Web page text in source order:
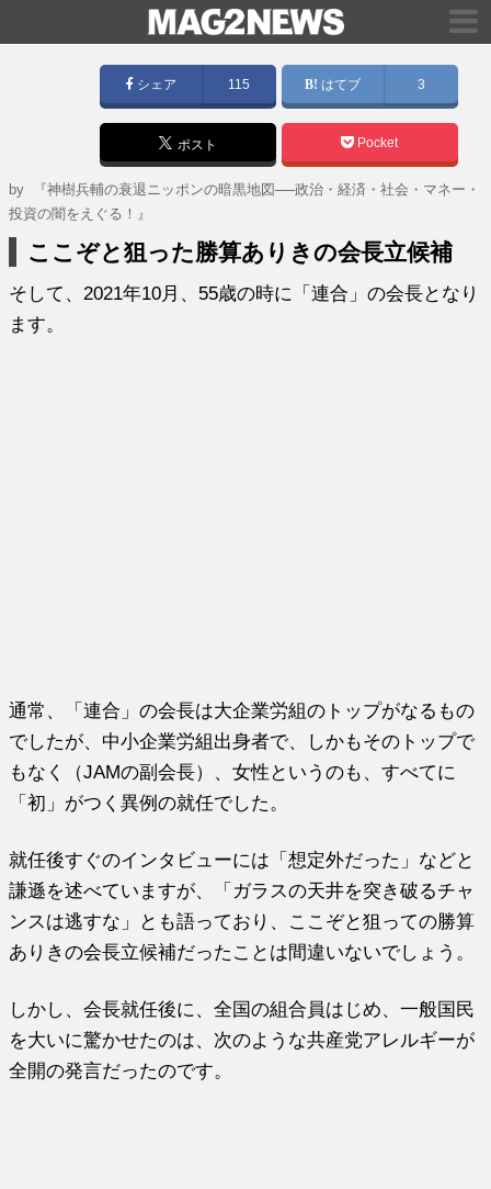
シェア 115 はてブ 3
ポスト Pocket
by
『神樹兵輔の衰退ニッポンの暗黒地図──政治・経済・社会・マネー・
投資の闇をえぐる！』
ここぞと狙った勝算ありきの会長立候補
そして、2021年10月、55歳の時に「連合」の会長となり
ます。
通常、「連合」の会長は大企業労組のトップがなるもの
でしたが、中小企業労組出身者で、しかもそのトップで
もなく（JAMの副会長）、女性というのも、すべてに
「初」がつく異例の就任でした。
就任後すぐのインタビューには「想定外だった」などと
謙遜を述べていますが、「ガラスの天井を突き破るチャ
ンスは逃すな」とも語っており、ここぞと狙っての勝算
ありきの会長立候補だったことは間違いないでしょう。
しかし、会長就任後に、全国の組合員はじめ、一般国民
を大いに驚かせたのは、次のような共産党アレルギーが
全開の発言だったのです。